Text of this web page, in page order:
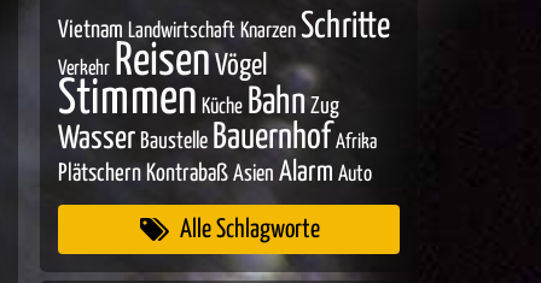
Vietnam Landwirtschaft Knarzen Schritte
Verkehr Reisen Vögel
Stimmen Küche Bahn Zug
Wasser Baustelle Bauernhof Afrika
Plätschern Kontrabaß Asien Alarm Auto
Alle Schlagworte